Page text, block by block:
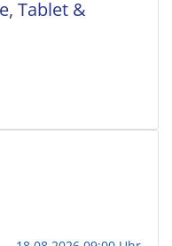
Tablet &